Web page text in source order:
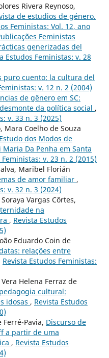
Rivera Reynoso,
de estudios de género.
Feministas: Vol. 12, ano
Feministas
generizadas del
Estudos Feministas: v. 28
puro cuento: la cultura del
v. 12 n. 2 (2004)
de gênero em SC:
da política social ,
v. 33 n. 3 (2025)
Coelho de Souza
Estudo dos Modos de
Da Penha em Santa
v. 23 n. 2 (2015)
Maribel Florián
de amor familiar ,
v. 32 n. 3 (2024)
Vargas Côrtes,
na
, Revista Estudos
Eduardo Coin de
relações entre
Revista Estudos Feministas:
Helena Ferraz de
cultural:
idosas , Revista Estudos
Pavia, Discurso de
a partir de uma
, Revista Estudos